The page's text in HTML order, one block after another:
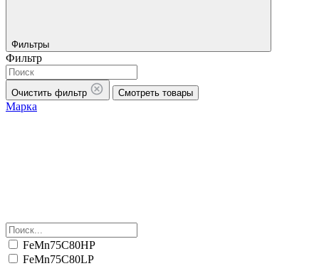
Фильтры
Фильтр
Очистить фильтр Смотреть товары
Марка
FeMn75C80HP
FeMn75C80LP